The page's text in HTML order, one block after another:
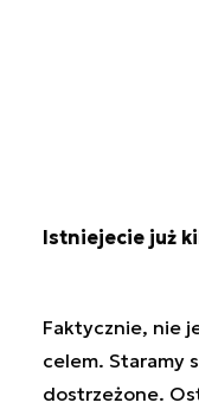
Istniejecie już
Faktycznie, nie
celem. Staramy
dostrzeżone.